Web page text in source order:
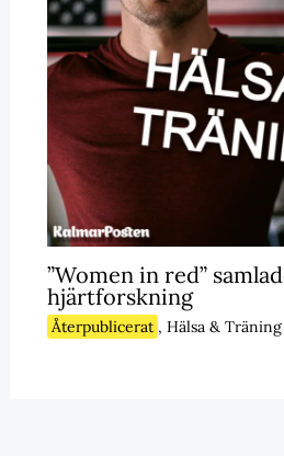
”Women in red”
hjärtforskning
Återpublicerat , Hälsa & Träning